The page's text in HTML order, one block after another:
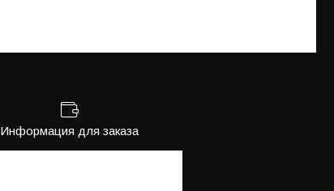
Информация для заказа